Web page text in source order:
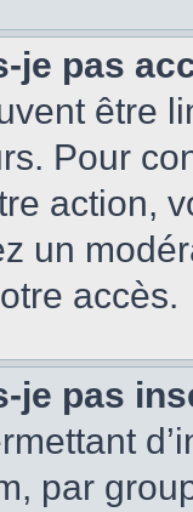
je pas
être
Pour
action,
un
accès.
je pas
par